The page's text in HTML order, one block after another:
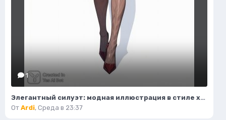
1
Элегантный силуэт: модная иллюстрация в стиле хай-енд журнала. Изображение из нейросети Flux.1
От Ardi, Среда в 23:37